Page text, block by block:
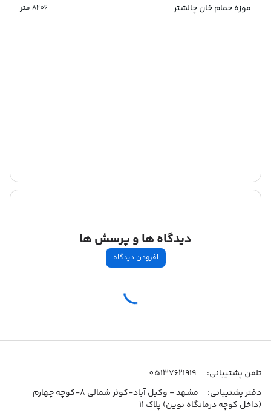
موزه حمام خان چالشتر 8206متر
دیدگاه ها و پرسش ها
افزودن دیدگاه
اطلاعات تماس
تلفن پشتیبانی:
05137621919
دفتر پشتیبانی:
مشهد - وکیل آباد-کوثر شمالی 8-کوچه چهارم
(داخل کوچه درمانگاه نوین) پلاک 11